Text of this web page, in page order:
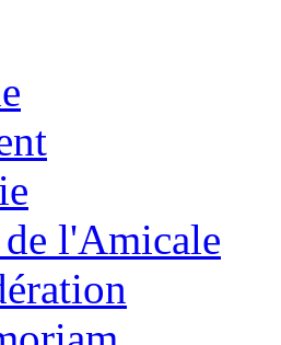
l'Amicale